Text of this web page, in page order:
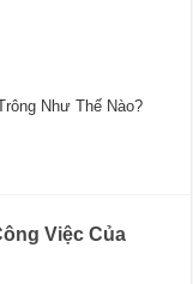
Như Thế Nào?
Việc Của